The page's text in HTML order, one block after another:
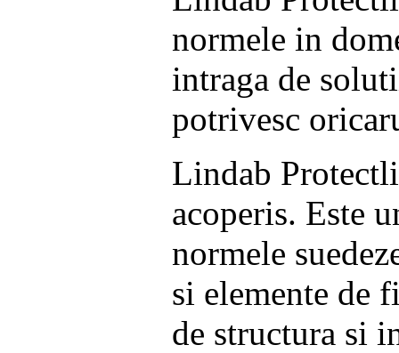
normele in
intraga de
potrivesc
Lindab
acoperis. Este
normele
si elemente de
de structura si